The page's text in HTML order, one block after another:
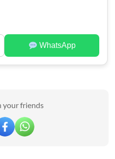
WhatsApp
your friends